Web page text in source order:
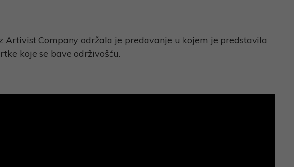
Artivist Company održala je predavanje u kojem je predstavila
koje se bave održivošću.